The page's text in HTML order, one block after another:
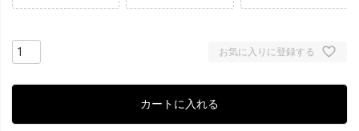
お気に入りに登録する
カートに入れる